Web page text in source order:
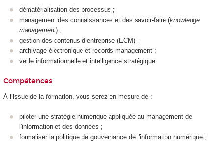
dématérialisation des processus ;
management des connaissances et des savoir-faire (knowledge
management) ;
gestion des contenus d’entreprise (ECM) ;
archivage électronique et records management ;
veille informationnelle et intelligence stratégique.
Compétences
À l’issue de la formation, vous serez en mesure de :
piloter une stratégie numérique appliquée au management de
l'information et des données ;
formaliser la politique de gouvernance de l'information numérique ;